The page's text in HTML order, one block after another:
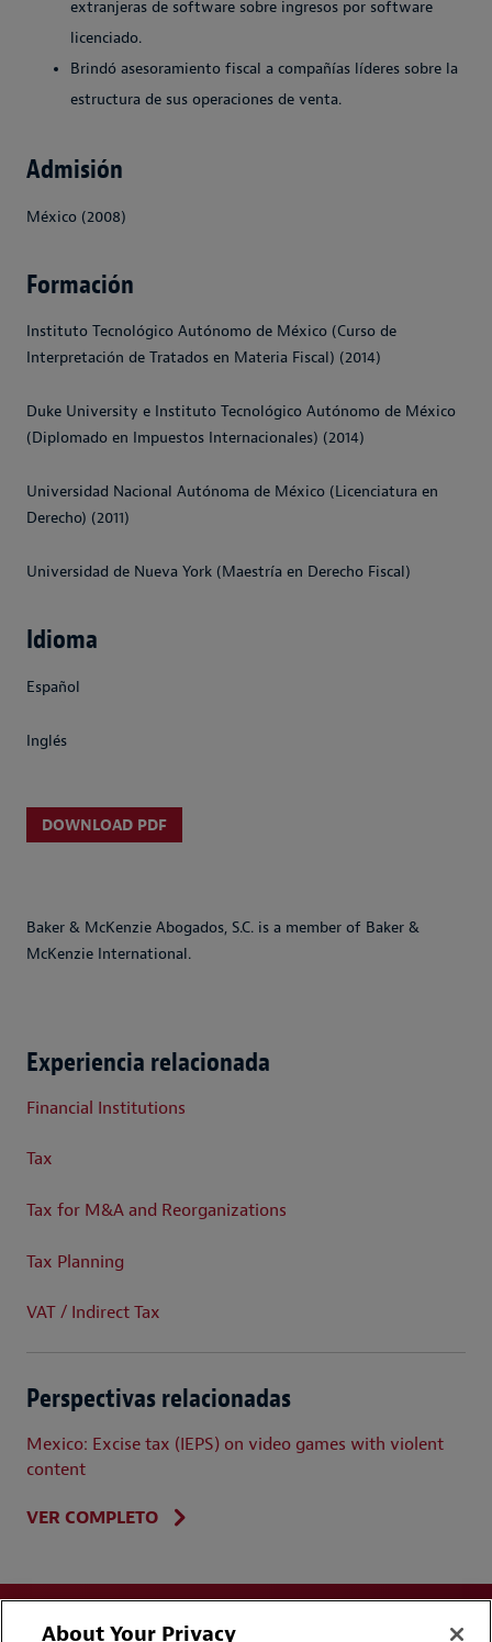
extranjeras de software sobre ingresos por software
licenciado.
Brindó asesoramiento fiscal a compañías líderes sobre la
estructura de sus operaciones de venta.
Admisión
México (2008)
Formación
Instituto Tecnológico Autónomo de México (Curso de
Interpretación de Tratados en Materia Fiscal) (2014)
Duke University e Instituto Tecnológico Autónomo de México
(Diplomado en Impuestos Internacionales) (2014)
Universidad Nacional Autónoma de México (Licenciatura en
Derecho) (2011)
Universidad de Nueva York (Maestría en Derecho Fiscal)
Idioma
Español
Inglés
DOWNLOAD PDF
Baker & McKenzie Abogados, S.C. is a member of Baker &
McKenzie International.
Experiencia relacionada
Financial Institutions
Tax
Tax for M&A and Reorganizations
Tax Planning
VAT / Indirect Tax
Perspectivas relacionadas
Mexico: Excise tax (IEPS) on video games with violent
content
VER COMPLETO
About Your Privacy